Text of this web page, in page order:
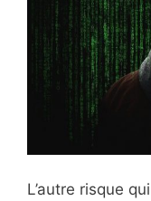
L’autre risque